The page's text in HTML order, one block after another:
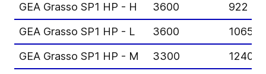
GEA Grasso SP1 HP - H
3600
922
GEA Grasso SP1 HP - L
3600
1065
GEA Grasso SP1 HP - M
3300
1240